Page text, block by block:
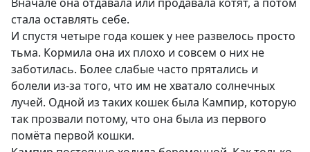
стала оставлять себе.
И спустя четыре года кошек у нее развелось просто
тьма. Кормила она их плохо и совсем о них не
заботилась. Более слабые часто прятались и
болели из-за того, что им не хватало солнечных
лучей. Одной из таких кошек была Кампир, которую
так прозвали потому, что она была из первого
помёта первой кошки.